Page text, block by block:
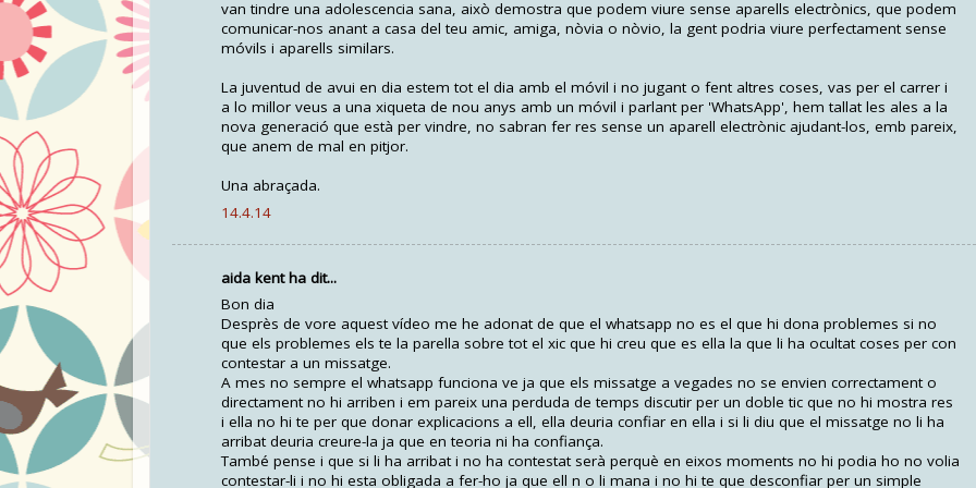
van tindre una adolescencia sana, això demostra que podem viure sense aparells electrònics, que podem
comunicar-nos anant a casa del teu amic, amiga, nòvia o nòvio, la gent podria viure perfectament sense
móvils i aparells similars.
La juventud de avui en dia estem tot el dia amb el móvil i no jugant o fent altres coses, vas per el carrer i
a lo millor veus a una xiqueta de nou anys amb un móvil i parlant per 'WhatsApp', hem tallat les ales a la
nova generació que està per vindre, no sabran fer res sense un aparell electrònic ajudant-los, emb pareix,
que anem de mal en pitjor.
Una abraçada.
14.4.14
aida kent ha dit...
Bon dia
Desprès de vore aquest vídeo me he adonat de que el whatsapp no es el que hi dona problemes si no
que els problemes els te la parella sobre tot el xic que hi creu que es ella la que li ha ocultat coses per con
contestar a un missatge.
A mes no sempre el whatsapp funciona ve ja que els missatge a vegades no se envien correctament o
directament no hi arriben i em pareix una perduda de temps discutir per un doble tic que no hi mostra res
i ella no hi te per que donar explicacions a ell, ella deuria confiar en ella i si li diu que el missatge no li ha
arribat deuria creure-la ja que en teoria ni ha confiança.
També pense i que si li ha arribat i no ha contestat serà perquè en eixos moments no hi podia ho no volia
contestar-li i no hi esta obligada a fer-ho ja que ell n o li mana i no hi te que desconfiar per un simple